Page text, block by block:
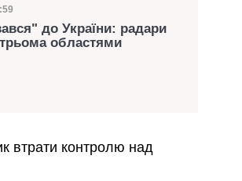
до України: радари
областями
втрати контролю над